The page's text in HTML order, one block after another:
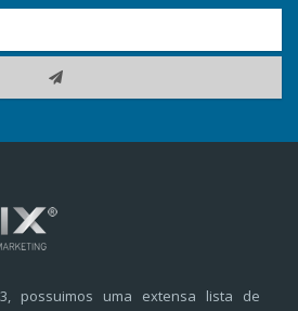
possuimos uma extensa lista de